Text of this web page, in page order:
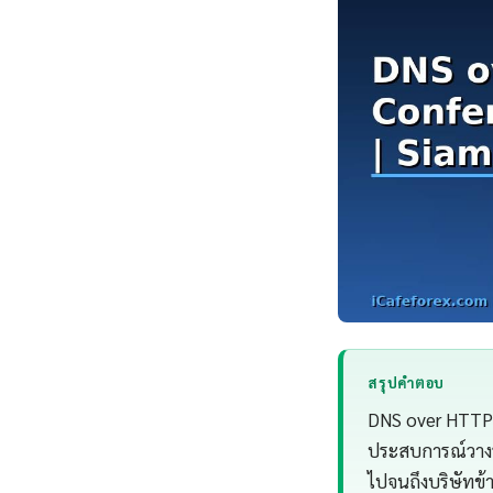
สรุปคำตอบ
DNS over
ประสบการณ์วา
ไปจนถึงบริษัทข้